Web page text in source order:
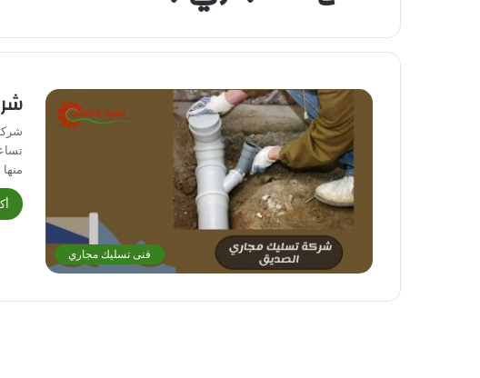
فنى تسليك مجاري